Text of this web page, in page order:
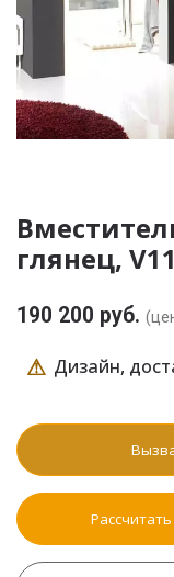
глянец,
190 200 руб.
⚠ Дизайн,